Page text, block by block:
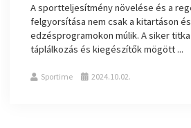
A sportteljesítmény növelése és a
felgyorsítása nem csak a kitartáson
edzésprogramokon múlik. A siker
táplálkozás és kiegészítők mögött ...
Sportime 2024.10.02.